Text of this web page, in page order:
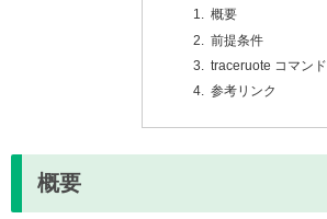
概要
前提条件
traceruote コマンド
参考リンク
概要